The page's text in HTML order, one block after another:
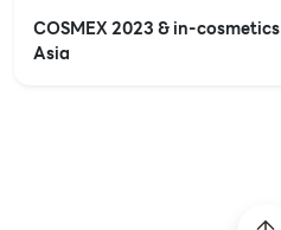
COSMEX 2023 & in-cosmetics
Asia